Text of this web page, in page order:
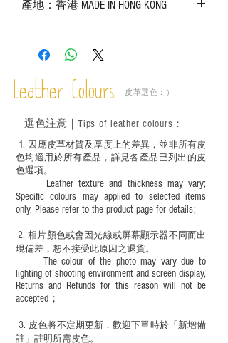
實物為準；
－ 植鞣皮革容易受環境、使用程度等產生
成後定期在皮面塗上皮革專用清潔劑及貂
鼠油等；
適合六歲以下兒童使用；六至十二歲兒童
必須由成年人陪同下使用並應小心處理。
產地：香港 MADE IN HONG KONG
Leather Colours 皮革選色：）
1. ​ 因應皮革材質及厚度上的差異，並非所有皮
色均適用於所有產品，詳見各產品巳列出的皮
色選項。
Leather texture and thickness may vary;
Specific colours may applied to selected items
only. Please refer to the product page for details;
​2.相片顏色或會因光線或屏幕顯示器不同而出
現偏差，恕不接受此原因之退貨。
The colour of the photo may vary due to
lighting of shooting environment and screen display,
Returns and Refunds for this reason will not be
accepted；
3. 皮色將不定期更新，歡迎下單時於「新增備
註」註明 所需皮色。
選色注意｜ Tips of leather colours ：